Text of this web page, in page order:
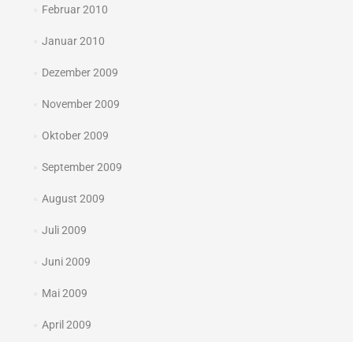
Februar 2010
Januar 2010
Dezember 2009
November 2009
Oktober 2009
September 2009
August 2009
Juli 2009
Juni 2009
Mai 2009
April 2009